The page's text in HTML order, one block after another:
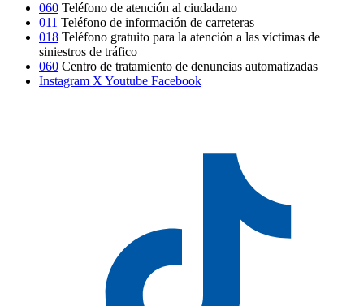
060 Teléfono de atención al ciudadano
011 Teléfono de información de carreteras
018 Teléfono gratuito para la atención a las víctimas de
siniestros de tráfico
060 Centro de tratamiento de denuncias automatizadas
Instagram X Youtube Facebook